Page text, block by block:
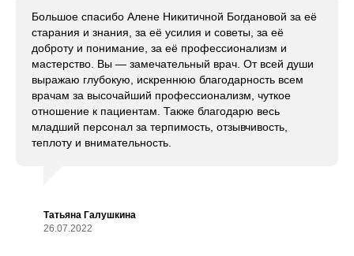
Большое спасибо Алене Никитичной Богдановой за её
старания и знания, за её усилия и советы, за её
доброту и понимание, за её профессионализм и
мастерство. Вы — замечательный врач. От всей души
выражаю глубокую, искреннюю благодарность всем
врачам за высочайший профессионализм, чуткое
отношение к пациентам. Также благодарю весь
младший персонал за терпимость, отзывчивость,
теплоту и внимательность.
Татьяна Галушкина
26.07.2022